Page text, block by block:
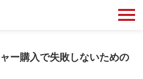
ー購入で失敗しないための